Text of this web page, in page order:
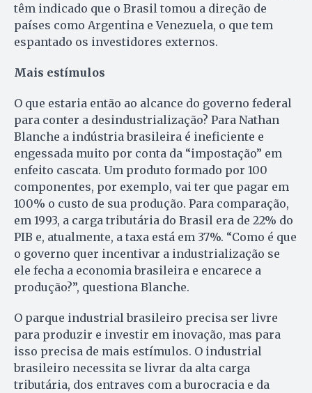
têm indicado que o Brasil tomou a direção de
países como Argentina e Venezuela, o que tem
espantado os investidores externos.
Mais estímulos
O que estaria então ao alcance do governo federal
para conter a desindustrialização? Para Nathan
Blanche a indústria brasileira é ineficiente e
engessada muito por conta da “impostação” em
enfeito cascata. Um produto formado por 100
componentes, por exemplo, vai ter que pagar em
100% o custo de sua produção. Para comparação,
em 1993, a carga tributária do Brasil era de 22% do
PIB e, atualmente, a taxa está em 37%. “Como é que
o governo quer incentivar a industrialização se
ele fecha a economia brasileira e encarece a
produção?”, questiona Blanche.
O parque industrial brasileiro precisa ser livre
para produzir e investir em inovação, mas para
isso precisa de mais estímulos. O industrial
brasileiro necessita se livrar da alta carga
tributária, dos entraves com a burocracia e da